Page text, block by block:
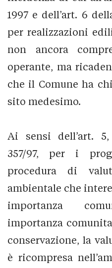
1997 e dell’art. 6
per realizzazioni
non ancora
operante, ma
che il Comune ha
sito medesimo.
Ai sensi dell’art.
357/97, per i
procedura di
ambientale che
importanza
importanza
conservazione, la
è ricompresa